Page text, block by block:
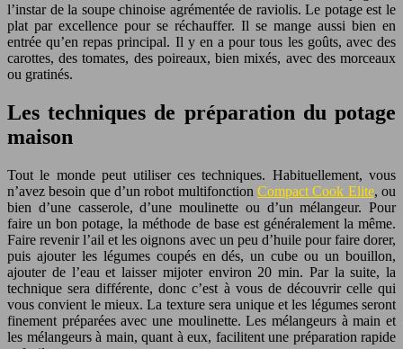
l’instar de la soupe chinoise agrémentée de raviolis. Le potage est le
plat par excellence pour se réchauffer. Il se mange aussi bien en
entrée qu’en repas principal. Il y en a pour tous les goûts, avec des
carottes, des tomates, des poireaux, bien mixés, avec des morceaux
ou gratinés.
Les techniques de préparation du potage
maison
Tout le monde peut utiliser ces techniques. Habituellement, vous
n’avez besoin que d’un robot multifonction Compact Cook Elite, ou
bien d’une casserole, d’une moulinette ou d’un mélangeur. Pour
faire un bon potage, la méthode de base est généralement la même.
Faire revenir l’ail et les oignons avec un peu d’huile pour faire dorer,
puis ajouter les légumes coupés en dés, un cube ou un bouillon,
ajouter de l’eau et laisser mijoter environ 20 min. Par la suite, la
technique sera différente, donc c’est à vous de découvrir celle qui
vous convient le mieux. La texture sera unique et les légumes seront
finement préparées avec une moulinette. Les mélangeurs à main et
les mélangeurs à main, quant à eux, facilitent une préparation rapide